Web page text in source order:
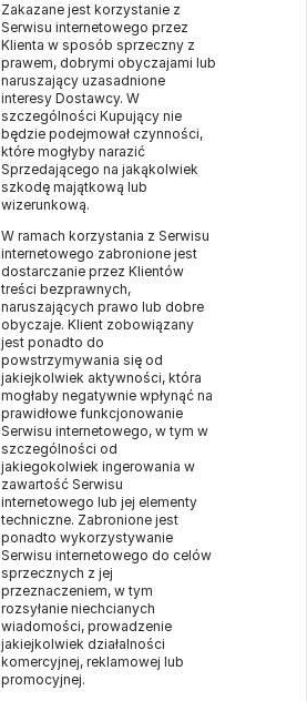
Zakazane jest korzystanie z
Serwisu internetowego przez
Klienta w sposób sprzeczny z
prawem, dobrymi obyczajami lub
naruszający uzasadnione
interesy Dostawcy. W
szczególności Kupujący nie
będzie podejmował czynności,
które mogłyby narazić
Sprzedającego na jakąkolwiek
szkodę majątkową lub
wizerunkową.
W ramach korzystania z Serwisu
internetowego zabronione jest
dostarczanie przez Klientów
treści bezprawnych,
naruszających prawo lub dobre
obyczaje. Klient zobowiązany
jest ponadto do
powstrzymywania się od
jakiejkolwiek aktywności, która
mogłaby negatywnie wpłynąć na
prawidłowe funkcjonowanie
Serwisu internetowego, w tym w
szczególności od
jakiegokolwiek ingerowania w
zawartość Serwisu
internetowego lub jej elementy
techniczne. Zabronione jest
ponadto wykorzystywanie
Serwisu internetowego do celów
sprzecznych z jej
przeznaczeniem, w tym
rozsyłanie niechcianych
wiadomości, prowadzenie
jakiejkolwiek działalności
komercyjnej, reklamowej lub
promocyjnej.